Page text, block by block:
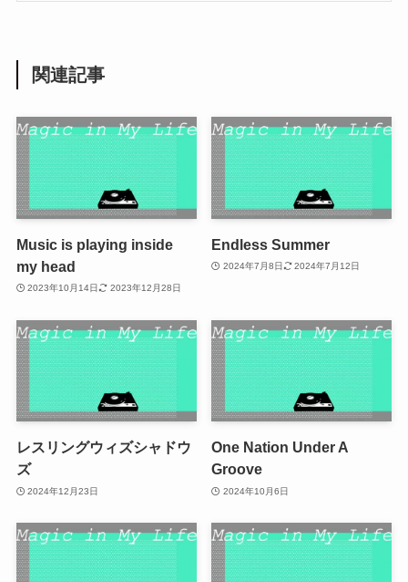
関連記事
Music is playing inside
my head
2023年10月14日 2023年12月28日
Endless Summer
2024年7月8日 2024年7月12日
レスリングウィズシャドウ
ズ
2024年12月23日
One Nation Under A
Groove
2024年10月6日